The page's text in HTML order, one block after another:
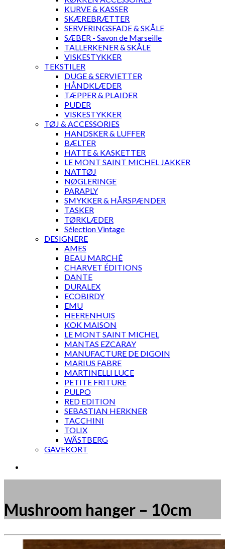
KURVE & KASSER
SKÆREBRÆTTER
SERVERINGSFADE & SKÅLE
SÆBER - Savon de Marseille
TALLERKENER & SKÅLE
VISKESTYKKER
TEKSTILER
DUGE & SERVIETTER
HÅNDKLÆDER
TÆPPER & PLAIDER
PUDER
VISKESTYKKER
TØJ & ACCESSORIES
HANDSKER & LUFFER
BÆLTER
HATTE & KASKETTER
LE MONT SAINT MICHEL JAKKER
NATTØJ
NØGLERINGE
PARAPLY
SMYKKER & HÅRSPÆNDER
TASKER
TØRKLÆDER
Sélection Vintage
DESIGNERE
AMES
BEAU MARCHÉ
CHARVET ÉDITIONS
DANTE
DURALEX
ECOBIRDY
EMU
HEERENHUIS
KOK MAISON
LE MONT SAINT MICHEL
MANTAS EZCARAY
MANUFACTURE DE DIGOIN
MARIUS FABRE
MARTINELLI LUCE
PETITE FRITURE
PULPO
RED EDITION
SEBASTIAN HERKNER
TACCHINI
TOLIX
WÄSTBERG
GAVEKORT
Mushroom hanger – 10cm
Måske kunne nogle af disse produkter have din